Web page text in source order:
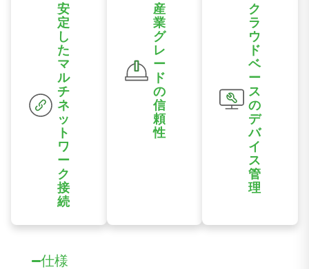
すために、
Jetson Orin
NXモジュー
ルをサポート
します。
安
定
し
た
マ
ル
チ
ネ
ッ
ト
ワ
ー
ク
接
続
サネット、お
ンク冗長構成
産
業
グ
レ
ー
ド
の
信
頼
性
ク
ラ
ウ
ド
ベ
ー
ス
の
デ
バ
イ
ス
管
理
り、リモートで
仕様